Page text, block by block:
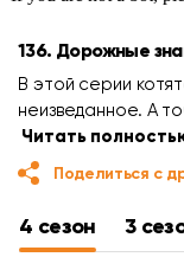
136. Дорожные
В этой серии
неизведанное. А
Читать
Поделиться с
4 сезон 3